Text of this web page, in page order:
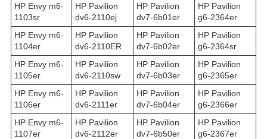
HP Envy m6-
1103sr
HP Pavilion
dv6-2110ej
HP Pavilion
dv7-6b01er
HP Pavilion
g6-2364er
HP Envy m6-
1104er
HP Pavilion
dv6-2110ER
HP Pavilion
dv7-6b02er
HP Pavilion
g6-2364sr
HP Envy m6-
1105er
HP Pavilion
dv6-2110sw
HP Pavilion
dv7-6b03er
HP Pavilion
g6-2365er
HP Envy m6-
1106er
HP Pavilion
dv6-2111er
HP Pavilion
dv7-6b04er
HP Pavilion
g6-2366er
HP Envy m6-
1107er
HP Pavilion
dv6-2112er
HP Pavilion
dv7-6b50er
HP Pavilion
g6-2367er